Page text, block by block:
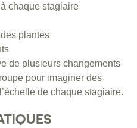
chaque stagiaire
plantes
de plusieurs changements
pour imaginer des
de chaque stagiaire.